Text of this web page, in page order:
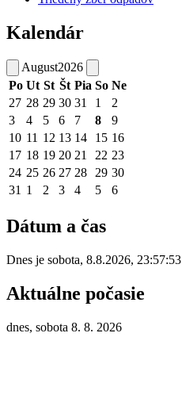
Kalendár
August2026
Po Ut St Št Pia So Ne
27 28 29 30 31 1
2
3
4 5 6 7 8
9
10 11 12 13 14 15 16
17 18 19 20 21 22 23
24 25 26 27 28 29 30
31 1 2 3 4 5 6
Dátum a čas
Dnes je sobota, 8.8.2026, 23:57:53
Aktuálne počasie
dnes, sobota 8. 8. 2026